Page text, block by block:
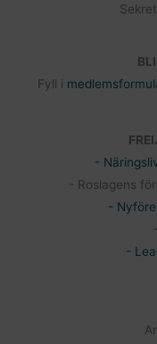
Fyll i
-
- Roslagens
-
-